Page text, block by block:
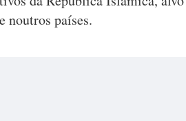
noutros países.